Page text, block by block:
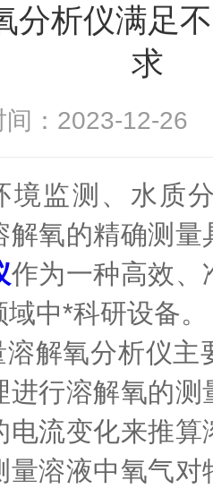
分析仪满足
求
间：2023-12-
测、水质分
解氧的精确测量
作为一种高效、
中*科研设备。
氧分析仪主
进行溶解氧的
电流变化来推
量溶液中氧气